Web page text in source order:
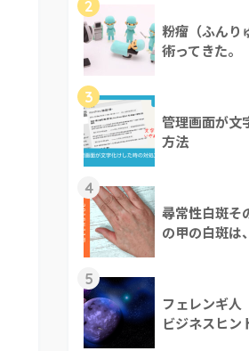
2
粉瘤（ふんり
術ってきた。
3
管理画面が文
方法
4
尋常性白斑
の甲の白斑は
5
フェレンギ人
ビジネスヒン